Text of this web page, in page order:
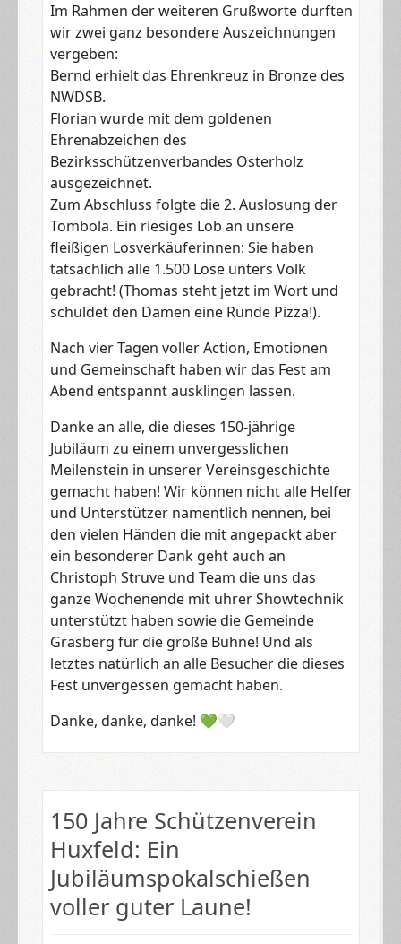
Im Rahmen der weiteren Grußworte durften
wir zwei ganz besondere Auszeichnungen
vergeben:
​Bernd erhielt das Ehrenkreuz in Bronze des
NWDSB.
​Florian wurde mit dem goldenen
Ehrenabzeichen des
Bezirksschützenverbandes Osterholz
ausgezeichnet.
​Zum Abschluss folgte die 2. Auslosung der
Tombola. Ein riesiges Lob an unsere
fleißigen Losverkäuferinnen: Sie haben
tatsächlich alle 1.500 Lose unters Volk
gebracht! (Thomas steht jetzt im Wort und
schuldet den Damen eine Runde Pizza!).
​Nach vier Tagen voller Action, Emotionen
und Gemeinschaft haben wir das Fest am
Abend entspannt ausklingen lassen.
Danke an alle, die dieses 150-jährige
Jubiläum zu einem unvergesslichen
Meilenstein in unserer Vereinsgeschichte
gemacht haben! Wir können nicht alle Helfer
und Unterstützer namentlich nennen, bei
den vielen Händen die mit angepackt aber
ein besonderer Dank geht auch an
Christoph Struve und Team die uns das
ganze Wochenende mit uhrer Showtechnik
unterstützt haben sowie die Gemeinde
Grasberg für die große Bühne! Und als
letztes natürlich an alle Besucher die dieses
Fest unvergessen gemacht haben.
Danke, danke, danke! 💚🤍
150 Jahre Schützenverein
Huxfeld: Ein
Jubiläumspokalschießen
voller guter Laune!